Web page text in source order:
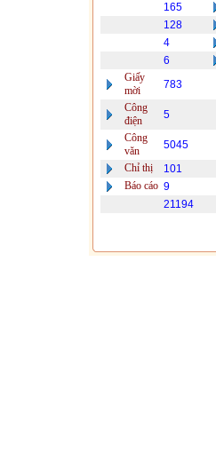
165
128
4
6
Giấy
mời
783
Công
điện
5
Công
văn
5045
Chỉ thị
101
Báo cáo 9
21194